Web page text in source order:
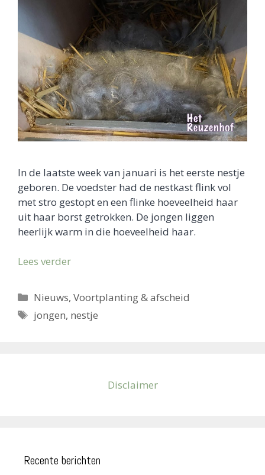
In de laatste week van januari is het eerste nestje
geboren. De voedster had de nestkast flink vol
met stro gestopt en een flinke hoeveelheid haar
uit haar borst getrokken. De jongen liggen
heerlijk warm in die hoeveelheid haar.
Lees verder
Categorieën
Nieuws,Voortplanting & afscheid
Tags
jongen, nestje
Disclaimer
Recente berichten